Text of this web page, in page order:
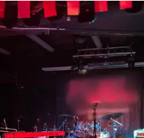
cadre tranquille avec cafés,
urbaines à proximité. Les
accessibles, avec un arrêt
train à quelques minutes. Profitez de